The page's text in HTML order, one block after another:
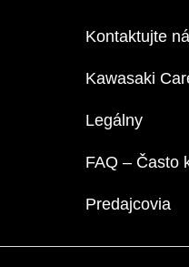
Kontaktujte
Kawasaki
Legálny
FAQ – Často
Predajcovia